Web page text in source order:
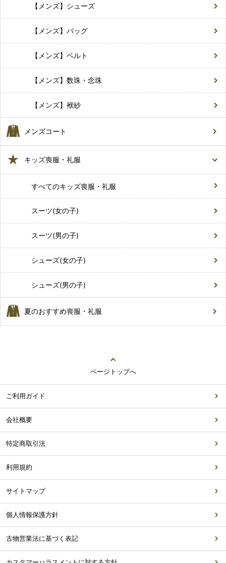
【メンズ】シューズ
【メンズ】バッグ
【メンズ】ベルト
【メンズ】数珠・念珠
【メンズ】袱紗
メンズコート
キッズ喪服・礼服
すべてのキッズ喪服・礼服
スーツ(女の子)
スーツ(男の子)
シューズ(女の子)
シューズ(男の子)
夏のおすすめ喪服・礼服
ページトップへ
ご利用ガイド
会社概要
特定商取引法
利用規約
サイトマップ
個人情報保護方針
古物営業法に基づく表記